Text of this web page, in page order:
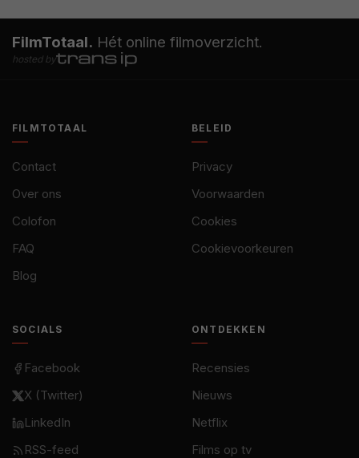
FilmTotaal. Hét online filmoverzicht.
hosted by
FILMTOTAAL
Contact
Over ons
Colofon
FAQ
Blog
BELEID
Privacy
Voorwaarden
Cookies
Cookievoorkeuren
SOCIALS
Facebook
X (Twitter)
LinkedIn
RSS-feed
ONTDEKKEN
Recensies
Nieuws
Netflix
Films op tv